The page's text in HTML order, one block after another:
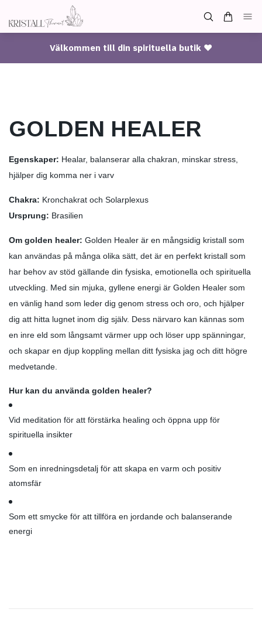
Välkommen till din spirituella butik ♥
GOLDEN HEALER
Egenskaper: Healar, balanserar alla chakran, minskar stress,
hjälper dig komma ner i varv
Chakra: Kronchakrat och Solarplexus
Ursprung: Brasilien
Om golden healer: Golden Healer är en mångsidig kristall som
kan användas på många olika sätt, det är en perfekt kristall som
har behov av stöd gällande din fysiska, emotionella och spirituella
utveckling. Med sin mjuka, gyllene energi är Golden Healer som
en vänlig hand som leder dig genom stress och oro, och hjälper
dig att hitta lugnet inom dig själv. Dess närvaro kan kännas som
en inre eld som långsamt värmer upp och löser upp spänningar,
och skapar en djup koppling mellan ditt fysiska jag och ditt högre
medvetande.
Hur kan du använda golden healer?
Vid meditation för att förstärka healing och öppna upp för
spirituella insikter
Som en inredningsdetalj för att skapa en varm och positiv
atomsfär
Som ett smycke för att tillföra en jordande och balanserande
energi